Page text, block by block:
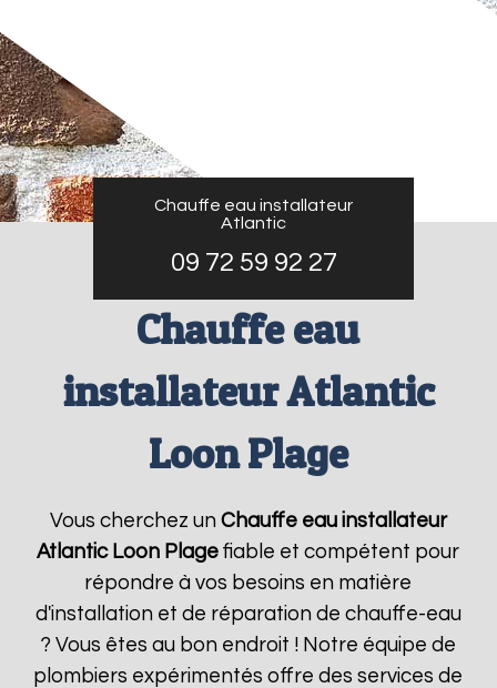
Chauffe eau installateur
Atlantic
09 72 59 92 27
Chauffe eau
installateur Atlantic
Loon Plage
Vous cherchez un Chauffe eau installateur
Atlantic Loon Plage fiable et compétent pour
répondre à vos besoins en matière
d'installation et de réparation de chauffe-eau
? Vous êtes au bon endroit ! Notre équipe de
plombiers expérimentés offre des services de